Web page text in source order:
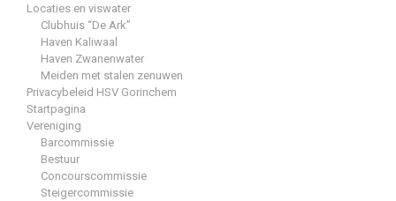
Locaties en viswater
Clubhuis “De Ark”
Haven Kaliwaal
Haven Zwanenwater
Meiden met stalen zenuwen
Privacybeleid HSV Gorinchem
Startpagina
Vereniging
Barcommissie
Bestuur
Concourscommissie
Steigercommissie